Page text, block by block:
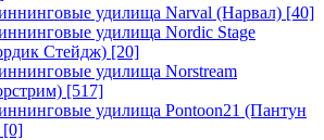
удилища Narval (Нарвал) [40]
удилища Nordic Stage
Стейдж) [20]
удилища Norstream
[517]
удилища Pontoon21 (Пантун
[0]